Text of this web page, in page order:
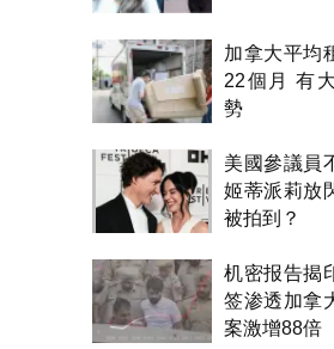
加拿大平均
22個月 有
勢
美國參議員
姬蒂派莉放
被拍到？
机密报告揭
签渗透加
案激增88倍